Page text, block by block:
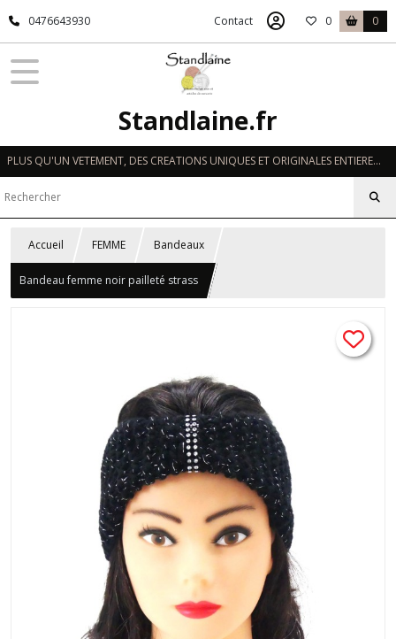
0476643930 Contact 0 0
Standlaine.fr
PLUS QU'UN VETEMENT, DES CREATIONS UNIQUES ET ORIGINALES ENTIEREMENT REALISEES A LA MAIN EN FRANCE
Accueil FEMME Bandeaux
Bandeau femme noir pailleté strass